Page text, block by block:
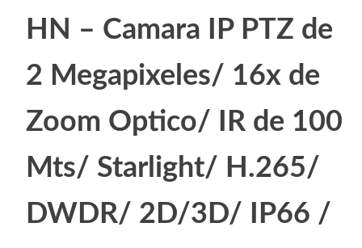
HN – Camara IP PTZ de
2 Megapixeles/ 16x de
Zoom Optico/ IR de 100
Mts/ Starlight/ H.265/
DWDR/ 2D/3D/ IP66 /